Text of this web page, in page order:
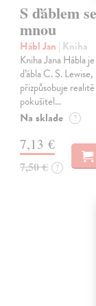
S ďáblem
mnou
Hábl Jan | Kniha
Kniha Jana Hábla
ďábla C. S.
přizpůsobuje
pokušitel…
Na sklade ?
7,13 €
7,50 € ?